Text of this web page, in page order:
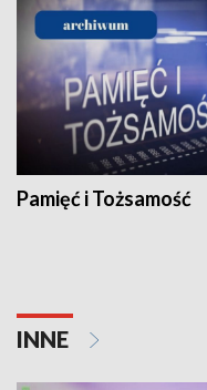
Pamięć i Tożsamość
INNE